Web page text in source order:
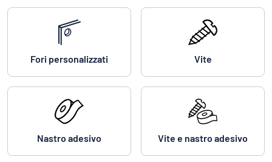
Fori personalizzati Vite
Nastro adesivo Vite e nastro adesivo